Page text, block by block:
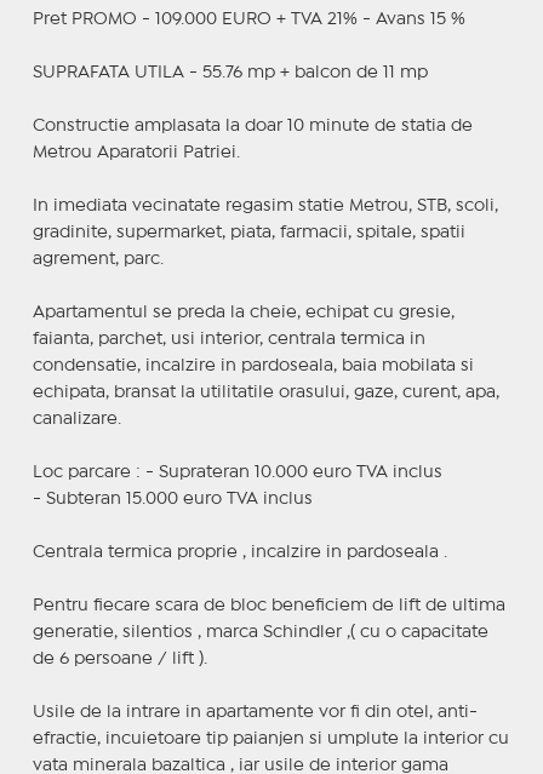
Pret PROMO - 109.000 EURO + TVA 21% - Avans 15 %
SUPRAFATA UTILA - 55.76 mp + balcon de 11 mp
Constructie amplasata la doar 10 minute de statia de
Metrou Aparatorii Patriei.
In imediata vecinatate regasim statie Metrou, STB, scoli,
gradinite, supermarket, piata, farmacii, spitale, spatii
agrement, parc.
Apartamentul se preda la cheie, echipat cu gresie,
faianta, parchet, usi interior, centrala termica in
condensatie, incalzire in pardoseala, baia mobilata si
echipata, bransat la utilitatile orasului, gaze, curent, apa,
canalizare.
Loc parcare : - Suprateran 10.000 euro TVA inclus
- Subteran 15.000 euro TVA inclus
Centrala termica proprie , incalzire in pardoseala .
Pentru fiecare scara de bloc beneficiem de lift de ultima
generatie, silentios , marca Schindler ,( cu o capacitate
de 6 persoane / lift ).
Usile de la intrare in apartamente vor fi din otel, anti-
efractie, incuietoare tip paianjen si umplute la interior cu
vata minerala bazaltica , iar usile de interior gama